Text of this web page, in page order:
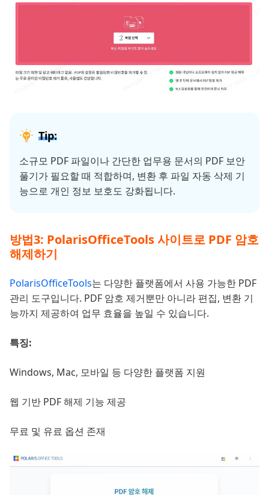
Tip:
소규모 PDF 파일이나 간단한 업무용 문서의 PDF 보안
풀기가 필요할 때 적합하며, 변환 후 파일 자동 삭제 기
능으로 개인 정보 보호도 강화됩니다.
방법3: PolarisOfficeTools 사이트로 PDF 암호
해제하기
PolarisOfficeTools는 다양한 플랫폼에서 사용 가능한 PDF
관리 도구입니다. PDF 암호 제거뿐만 아니라 편집, 변환 기
능까지 제공하여 업무 효율을 높일 수 있습니다.
특징:
Windows, Mac, 모바일 등 다양한 플랫폼 지원
웹 기반 PDF 해제 기능 제공
무료 및 유료 옵션 존재